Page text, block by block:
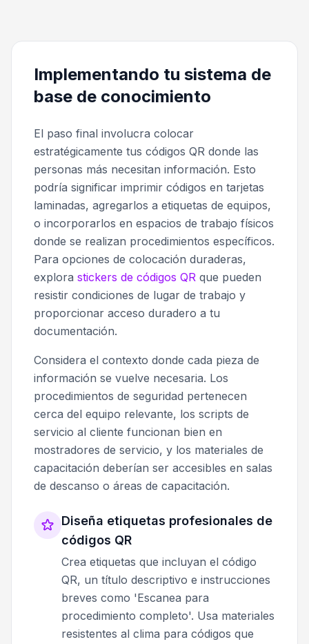
Implementando tu sistema de
base de conocimiento
El paso final involucra colocar
estratégicamente tus códigos QR donde las
personas más necesitan información. Esto
podría significar imprimir códigos en tarjetas
laminadas, agregarlos a etiquetas de equipos,
o incorporarlos en espacios de trabajo físicos
donde se realizan procedimientos específicos.
Para opciones de colocación duraderas,
explora stickers de códigos QR que pueden
resistir condiciones de lugar de trabajo y
proporcionar acceso duradero a tu
documentación.
Considera el contexto donde cada pieza de
información se vuelve necesaria. Los
procedimientos de seguridad pertenecen
cerca del equipo relevante, los scripts de
servicio al cliente funcionan bien en
mostradores de servicio, y los materiales de
capacitación deberían ser accesibles en salas
de descanso o áreas de capacitación.
Diseña etiquetas profesionales de
códigos QR
Crea etiquetas que incluyan el código
QR, un título descriptivo e instrucciones
breves como 'Escanea para
procedimiento completo'. Usa materiales
resistentes al clima para códigos que